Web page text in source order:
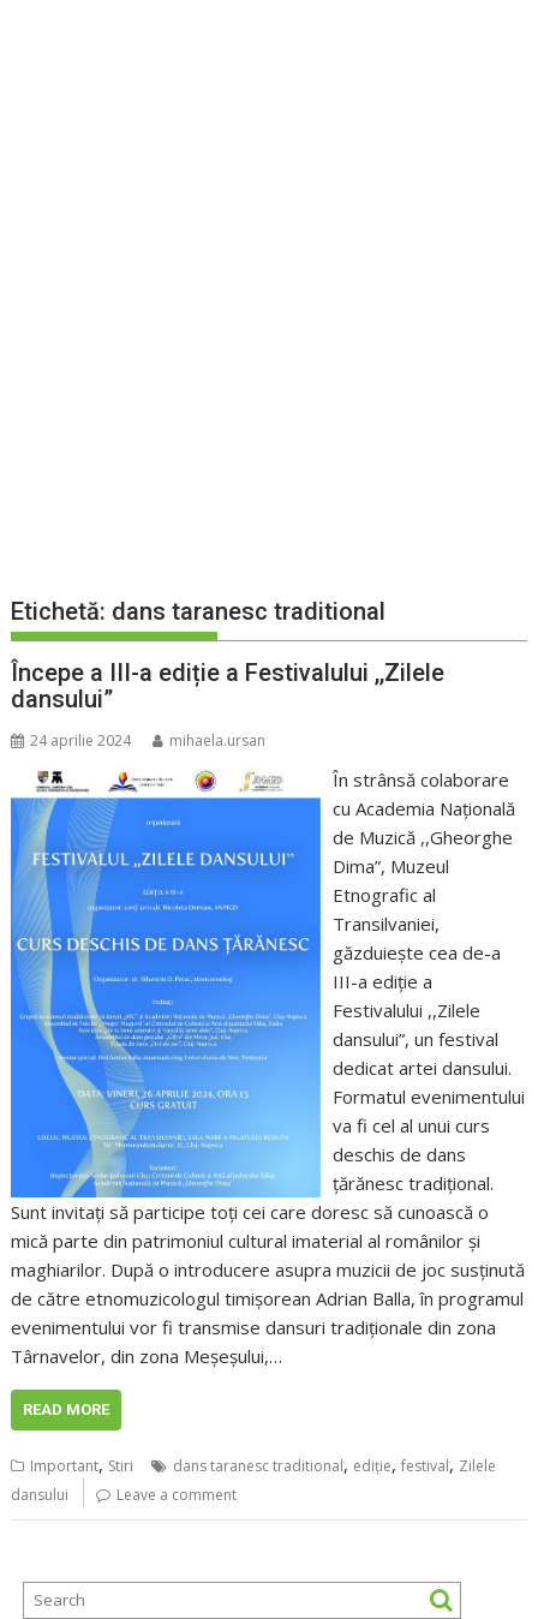
Etichetă: dans taranesc traditional
Începe a III-a ediție a Festivalului ,,Zilele
dansului”
24 aprilie 2024 mihaela.ursan
În strânsă colaborare
cu Academia Națională
de Muzică ,,Gheorghe
Dima”, Muzeul
Etnografic al
Transilvaniei,
găzduiește cea de-a
III-a ediție a
Festivalului ,,Zilele
dansului”, un festival
dedicat artei dansului.
Formatul evenimentului
va fi cel al unui curs
deschis de dans
țărănesc tradițional.
Sunt invitați să participe toți cei care doresc să cunoască o
mică parte din patrimoniul cultural imaterial al românilor și
maghiarilor. După o introducere asupra muzicii de joc susținută
de către etnomuzicologul timișorean Adrian Balla, în programul
evenimentului vor fi transmise dansuri tradiționale din zona
Târnavelor, din zona Meșeșului,…
READ MORE
Important, Stiri dans taranesc traditional, ediţie,festival, Zilele
dansului
Leave a comment